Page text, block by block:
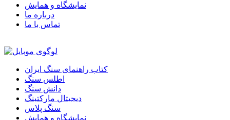
نمایشگاه و همایش
درباره ما
تماس با ما
کتاب راهنمای سنگ ایران
اطلس سنگ
دانش سنگ
دیجیتال مارکتینگ
سنگ پلاس
نمایشگاه و همایش